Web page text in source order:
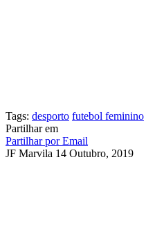
Tags: desporto futebol feminino
Partilhar em
Partilhar por Email
JF Marvila 14 Outubro, 2019